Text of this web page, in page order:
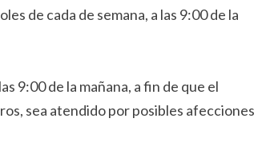
de cada de semana, a las 9:00 de la
9:00 de la mañana, a fin de que el
sea atendido por posibles afecciones